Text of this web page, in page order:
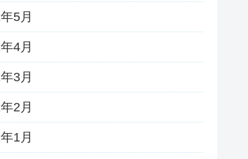
5月
4月
3月
2月
1月